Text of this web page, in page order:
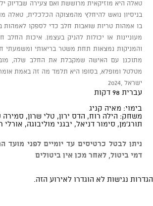
טאלה היא מוזיקאית מרוששת ואם צעירה שבדיוק
בניסיון נואש להיחלץ מהמצוקה הכלכלית, טאלה
בו אמהות טריות שואבות חלב כדי לספקו לאמהות
מעוניינות או יכולות להניק בעצמן. איכות החלב
והמניקות נמצאות תחת משטר בריאותי ומשמעתי
מתוכנן עם האישה שמקבלת את החלב שלה,
מטלטל ומופלא, בסופו היא תלמד מה זה באמת
ישראל ,2024
עברית 98 דקות
בימוי: מאיה קניג
משחק: הילה רוח, הדס ירון, טלי שרון, סמירה
תורג'מן, סימור דניאל, יבגני מוליבוגה, אורלי
דמי ביטול, לאחר מכן אין ביטולים
הגדרות נגישות לא הוגדרו לאירוע הזה.